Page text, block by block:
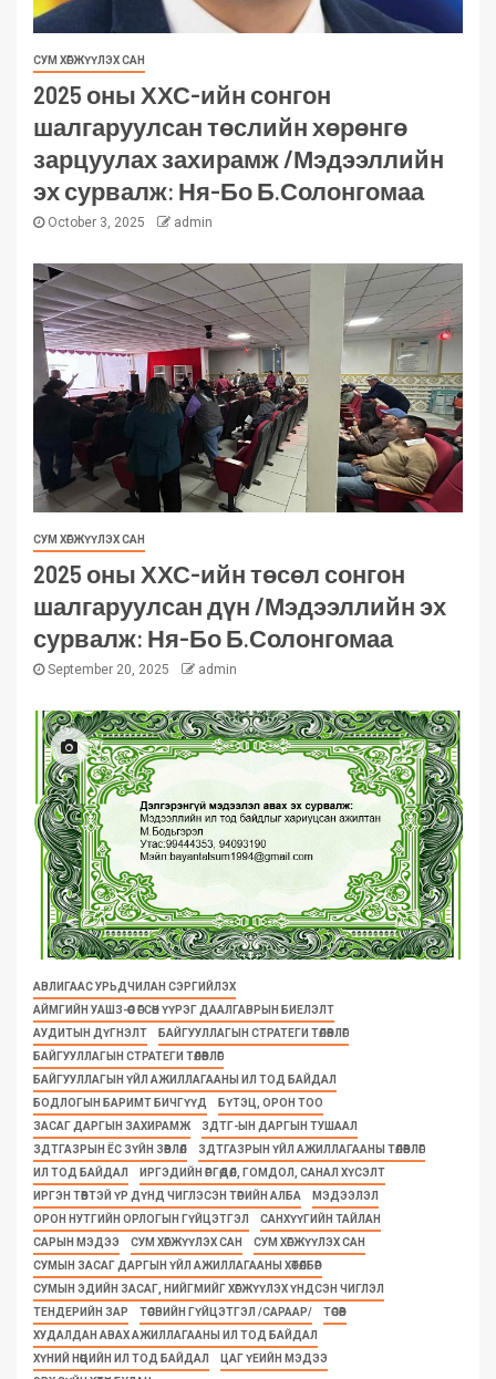
СУМ ХӨГЖҮҮЛЭХ САН
2025 оны ХХС-ийн сонгон
шалгаруулсан төслийн хөрөнгө
зарцуулах захирамж /Мэдээллийн
эх сурвалж: Ня-Бо Б.Солонгомаа
October 3, 2025 admin
СУМ ХӨГЖҮҮЛЭХ САН
2025 оны ХХС-ийн төсөл сонгон
шалгаруулсан дүн /Мэдээллийн эх
сурвалж: Ня-Бо Б.Солонгомаа
September 20, 2025 admin
АВЛИГААС УРЬДЧИЛАН СЭРГИЙЛЭХ
АЙМГИЙН УАШЗ-ӨӨС ӨГСӨН ҮҮРЭГ ДААЛГАВРЫН БИЕЛЭЛТ
АУДИТЫН ДҮГНЭЛТ
БАЙГУУЛЛАГЫН СТРАТЕГИ ТӨЛӨВЛӨГӨӨ
БАЙГУУЛЛАГЫН СТРАТЕГИ ТӨЛӨВЛӨГӨӨ
БАЙГУУЛЛАГЫН ҮЙЛ АЖИЛЛАГААНЫ ИЛ ТОД БАЙДАЛ
БОДЛОГЫН БАРИМТ БИЧГҮҮД
БҮТЭЦ, ОРОН ТОО
ЗАСАГ ДАРГЫН ЗАХИРАМЖ
ЗДТГ-ЫН ДАРГЫН ТУШААЛ
ЗДТГАЗРЫН ЁС ЗҮЙН ЗӨВЛӨЛ
ЗДТГАЗРЫН ҮЙЛ АЖИЛЛАГААНЫ ТӨЛӨВЛӨГӨӨ
ИЛ ТОД БАЙДАЛ
ИРГЭДИЙН ӨРГӨДӨЛ, ГОМДОЛ, САНАЛ ХҮСЭЛТ
ИРГЭН ТӨВТЭЙ ҮР ДҮНД ЧИГЛЭСЭН ТӨРИЙН АЛБА
МЭДЭЭЛЭЛ
ОРОН НУТГИЙН ОРЛОГЫН ГҮЙЦЭТГЭЛ
САНХҮҮГИЙН ТАЙЛАН
САРЫН МЭДЭЭ
СУМ ХӨГЖҮҮЛЭХ САН
СУМ ХӨГЖҮҮЛЭХ САН
СУМЫН ЗАСАГ ДАРГЫН ҮЙЛ АЖИЛЛАГААНЫ ХӨТӨЛБӨР
СУМЫН ЭДИЙН ЗАСАГ, НИЙГМИЙГ ХӨГЖҮҮЛЭХ ҮНДСЭН ЧИГЛЭЛ
ТЕНДЕРИЙН ЗАР
ТӨСВИЙН ГҮЙЦЭТГЭЛ /САРААР/
ТӨСӨВ
ХУДАЛДАН АВАХ АЖИЛЛАГААНЫ ИЛ ТОД БАЙДАЛ
ХҮНИЙ НӨӨЦИЙН ИЛ ТОД БАЙДАЛ
ЦАГ ҮЕИЙН МЭДЭЭ